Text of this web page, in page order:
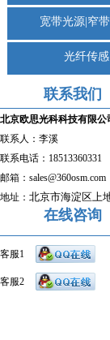
宽带光源|窄
光纤传感
联系我们
北京欧思光科科技有限公
联系人：李溪
联系电话： 18513360331
邮箱：sales@360osm.com
地址： 北京市海淀区上
在线咨询
客服1
客服2